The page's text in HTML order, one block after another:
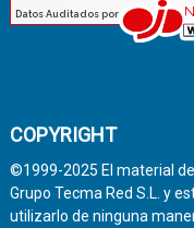
COPYRIGHT
©1999-2025 El material
Grupo Tecma Red S.L. y
utilizarlo de ninguna